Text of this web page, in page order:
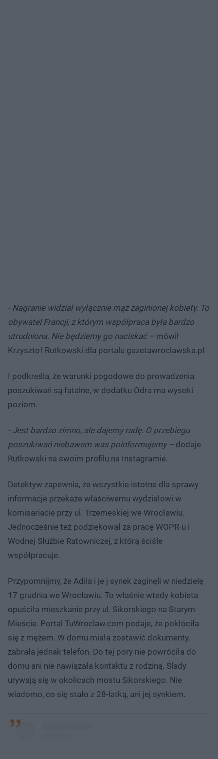
- Nagranie widział wyłącznie mąż zaginionej kobiety. To
obywatel Francji, z którym współpraca była bardzo
utrudniona. Nie będziemy go naciskać – mówił
Krzysztof Rutkowski dla portalu gazetawroclawska.pl
I podkreśla, że warunki pogodowe do prowadzenia
poszukiwań są fatalne, w dodatku Odra ma wysoki
poziom.
- Jest bardzo zimno, ale dajemy radę. O przebiegu
poszukiwań niebawem was poinformujemy – dodaje
Rutkowski na swoim profilu na Instagramie.
Detektyw zapewnia, że wszystkie istotne dla sprawy
informacje przekaże właściwemu wydziałowi w
komisariacie przy ul. Trzemeskiej we Wrocławiu.
Jednocześnie też podziękował za pracę WOPR-u i
Wodnej Służbie Ratowniczej, z którą ściśle
współpracuje.
Przypomnijmy, że Adila i je j synek zaginęli w niedzielę
17 grudnia we Wrocławiu. To właśnie wtedy kobieta
opuściła mieszkanie przy ul. Sikorskiego na Starym
Mieście. Portal TuWroclaw.com podaje, że pokłóciła
się z mężem. W domu miała zostawić dokumenty,
zabrała jednak telefon. Do tej pory nie powróciła do
domu ani nie nawiązała kontaktu z rodziną. Ślady
urywają się w okolicach mostu Sikorskiego. Nie
wiadomo, co się stało z 28-latką, ani jej synkiem.